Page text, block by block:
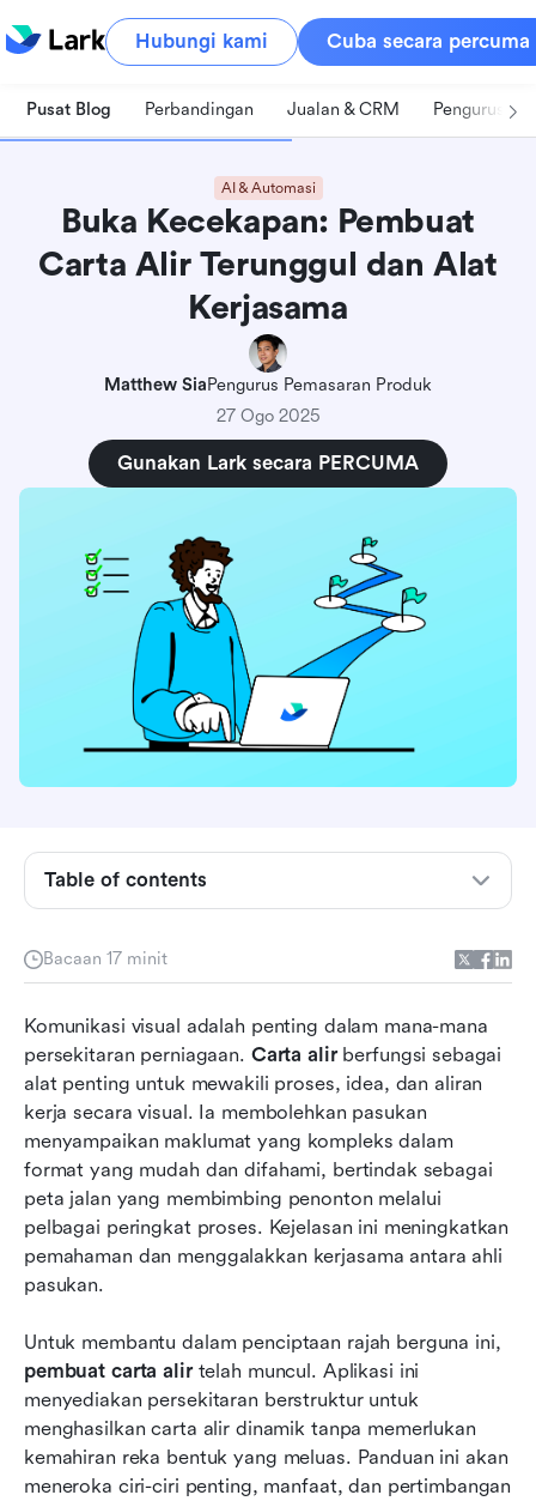
Hubungi kami Cuba secara percuma
Pusat Blog Perbandingan Jualan & CRM Pengurusan
AI & Automasi
Buka Kecekapan: Pembuat
Carta Alir Terunggul dan Alat
Kerjasama
Matthew SiaPengurus Pemasaran Produk
27 Ogo 2025
Gunakan Lark secara PERCUMA
Bacaan 17 minit
Komunikasi visual adalah penting dalam mana-mana
persekitaran perniagaan. Carta alir berfungsi sebagai
alat penting untuk mewakili proses, idea, dan aliran
kerja secara visual. Ia membolehkan pasukan
menyampaikan maklumat yang kompleks dalam
format yang mudah dan difahami, bertindak sebagai
peta jalan yang membimbing penonton melalui
pelbagai peringkat proses. Kejelasan ini meningkatkan
pemahaman dan menggalakkan kerjasama antara ahli
pasukan.
pembuat carta alir telah muncul. Aplikasi ini
menyediakan persekitaran berstruktur untuk
menghasilkan carta alir dinamik tanpa memerlukan
kemahiran reka bentuk yang meluas. Panduan ini akan
meneroka ciri-ciri penting, manfaat, dan pertimbangan
Table of contents
Apakah pembuat carta alir itu?
Manfaat menggunakan pembuat carta alir
alir
Pembuat carta alir teratas di pasaran
Cara menghasilkan carta alir yang memberi
impak
Kesimpulan
Soalan Lazim